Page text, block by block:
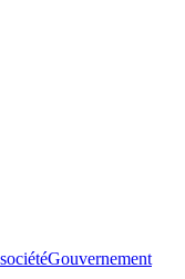
Gouvernement